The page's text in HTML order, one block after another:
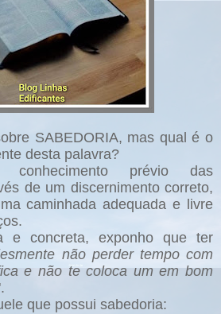
SABEDORIA, mas qual é o
desta palavra?
prévio das
de um discernimento correto,
caminhada adequada e livre
e concreta, exponho que ter
não perder tempo com
e não te coloca um em bom
que possui sabedoria: